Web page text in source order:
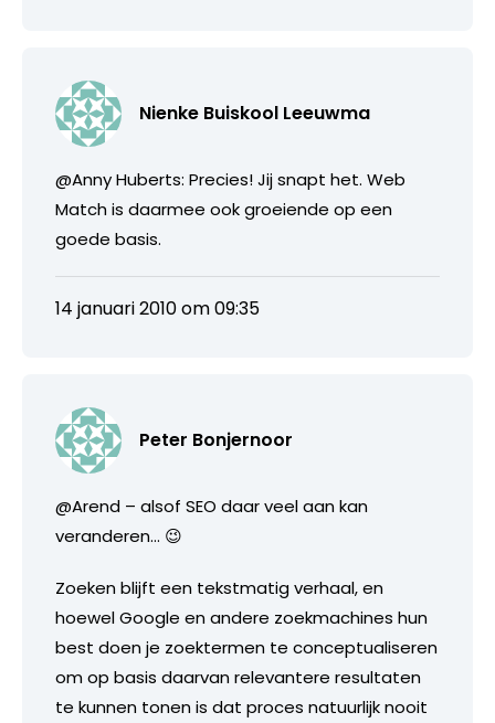
Nienke Buiskool Leeuwma
@Anny Huberts: Precies! Jij snapt het. Web
Match is daarmee ook groeiende op een
goede basis.
14 januari 2010 om 09:35
Peter Bonjernoor
@Arend – alsof SEO daar veel aan kan
veranderen… 😉
Zoeken blijft een tekstmatig verhaal, en
hoewel Google en andere zoekmachines hun
best doen je zoektermen te conceptualiseren
om op basis daarvan relevantere resultaten
te kunnen tonen is dat proces natuurlijk nooit